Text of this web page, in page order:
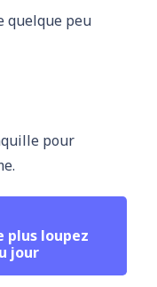
quelque peu
pour
plus loupez
jour